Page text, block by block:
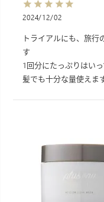
2024/12/02
トライアルにも、旅行
す
1回分にたっぷりはい
髪でも十分な量使えま